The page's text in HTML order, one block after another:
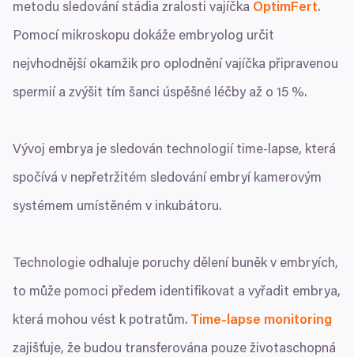
metodu sledování stádia zralosti vajíčka OptimFert.
Pomocí mikroskopu dokáže embryolog určit
nejvhodnější okamžik pro oplodnění vajíčka připravenou
spermií a zvýšit tím šanci úspěšné léčby až o 15 %.
Vývoj embrya je sledován technologií time-lapse, která
spočívá v nepřetržitém sledování embryí kamerovým
systémem umístěném v inkubátoru.
Technologie odhaluje poruchy dělení buněk v embryích,
to může pomoci předem identifikovat a vyřadit embrya,
která mohou vést k potratům. Time-lapse monitoring
zajišťuje, že budou transferována pouze životaschopná